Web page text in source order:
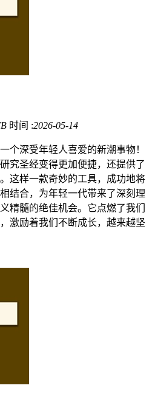
时间 :2026-05-14
个深受年轻人喜爱的新潮事物！
究圣经变得更加便捷，还提供了
这样一款奇妙的工具，成功地将
结合，为年轻一代带来了深刻理
精髓的绝佳机会。它点燃了我们
激励着我们不断成长，越来越坚